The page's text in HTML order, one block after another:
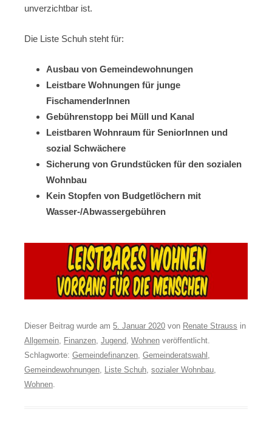
unverzichtbar ist.
Die Liste Schuh steht für:
Ausbau von Gemeindewohnungen
Leistbare Wohnungen für junge
FischamenderInnen
Gebührenstopp bei Müll und Kanal
Leistbaren Wohnraum für SeniorInnen und
sozial Schwächere
Sicherung von Grundstücken für den sozialen
Wohnbau
Kein Stopfen von Budgetlöchern mit
Wasser-/Abwassergebühren
Dieser Beitrag wurde am 5. Januar 2020 von Renate Strauss in
Allgemein
Finanzen Jugend Wohnen veröffentlicht.
Schlagworte: Gemeindefinanzen Gemeinderatswahl
Gemeindewohnungen
Liste Schuh sozialer Wohnbau
Wohnen